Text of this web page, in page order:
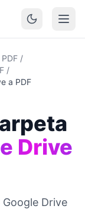
/
/
a PDF
Drive
Drive